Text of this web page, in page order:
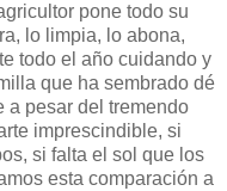
pone todo su
lo limpia, lo abona,
todo el año cuidando y
que ha sembrado dé
a pesar del tremendo
imprescindible, si
si falta el sol que los
esta comparación a